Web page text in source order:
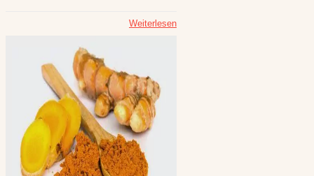
Weiterlesen